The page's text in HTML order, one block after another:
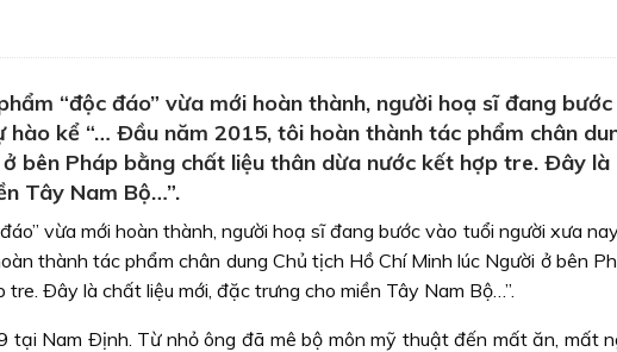
“độc đáo” vừa mới hoàn thành, người hoạ sĩ đang
kể “… Ðầu năm 2015, tôi hoàn thành tác phẩm chân
ở bên Pháp bằng chất liệu thân dừa nước kết hợp tre. Ðây là
Tây Nam Bộ…”.
vừa mới hoàn thành, người hoạ sĩ đang bước vào tuổi người xưa
thành tác phẩm chân dung Chủ tịch Hồ Chí Minh lúc Người ở bên
Ðây là chất liệu mới, đặc trưng cho miền Tây Nam Bộ…”.
tại Nam Ðịnh. Từ nhỏ ông đã mê bộ môn mỹ thuật đến mất ăn, mất